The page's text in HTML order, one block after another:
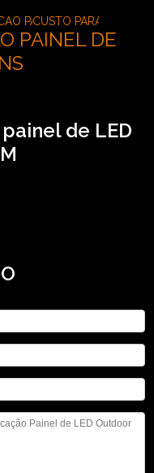
PAINEL DE LED INDOOR
CUSTO PARA
PAINEL DE
de LED